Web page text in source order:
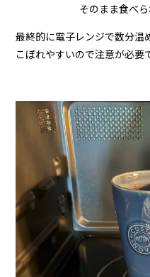
そのまま食べ
最終的に電子レンジで数分温
こぼれやすいので注意が必要